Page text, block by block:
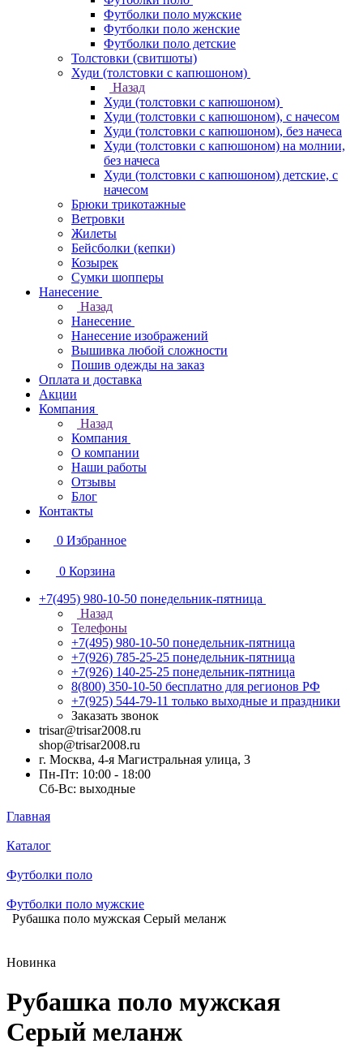
Футболки поло мужские
Футболки поло женские
Футболки поло детские
Толстовки (свитшоты)
Худи (толстовки с капюшоном)
Назад
Худи (толстовки с капюшоном)
Худи (толстовки c капюшоном), с начесом
Худи (толстовки c капюшоном), без начеса
Худи (толстовки с капюшоном) на молнии,
без начеса
Худи (толстовки c капюшоном) детские, с
начесом
Брюки трикотажные
Ветровки
Жилеты
Бейсболки (кепки)
Козырек
Сумки шопперы
Нанесение
Назад
Нанесение
Нанесение изображений
Вышивка любой сложности
Пошив одежды на заказ
Оплата и доставка
Акции
Компания
Назад
Компания
О компании
Наши работы
Отзывы
Блог
Контакты
0 Избранное
0 Корзина
+7(495) 980-10-50 понедельник-пятница
Назад
Телефоны
+7(495) 980-10-50 понедельник-пятница
+7(926) 785-25-25 понедельник-пятница
+7(926) 140-25-25 понедельник-пятница
8(800) 350-10-50 бесплатно для регионов РФ
+7(925) 544-79-11 только выходные и праздники
Заказать звонок
trisar@trisar2008.ru
shop@trisar2008.ru
г. Москва, 4-я Магистральная улица, 3
Пн-Пт: 10:00 - 18:00
Сб-Вс: выходные
Главная
Каталог
Футболки поло
Футболки поло мужские
Рубашка поло мужская Серый меланж
Новинка
Рубашка поло мужская
Серый меланж